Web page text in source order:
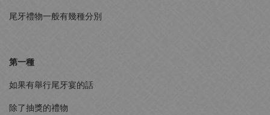
尾牙禮物一般有幾種分別
第一種
如果有舉行尾牙宴的話
除了抽獎的禮物